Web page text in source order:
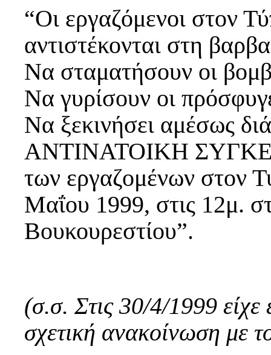
“Οι εργαζόμενοι στον
αντιστέκονται στη
Να σταματήσουν οι
Να γυρίσουν οι
Να ξεκινήσει αμέσως
ΑΝΤΙΝΑΤΟΙΚΗ
των εργαζομένων στον
Μαΐου 1999, στις 12μ.
Βουκουρεστίου”.
(σ.σ. Στις 30/4/1999
σχετική ανακοίνωση με